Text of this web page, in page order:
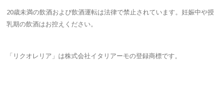
20歳未満の飲酒および飲酒運転は法律で禁止されています。妊娠中や授
乳期の飲酒はお控えください。
「リクオレリア」は株式会社イタリアーモの登録商標です。